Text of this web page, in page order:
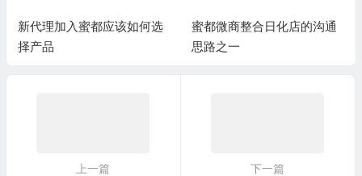
新代理加入蜜都应该如何选
择产品
蜜都微商整合日化店的沟通
思路之一
上一篇
下一篇